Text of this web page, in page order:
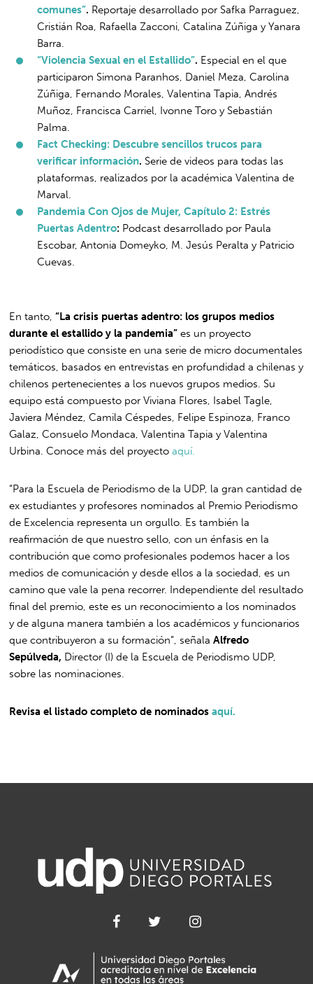
comunes”. Reportaje desarrollado por Safka Parraguez,
Cristián Roa, Rafaella Zacconi, Catalina Zúñiga y Yanara
Barra.
“Violencia Sexual en el Estallido”. Especial en el que
participaron Simona Paranhos, Daniel Meza, Carolina
Zúñiga, Fernando Morales, Valentina Tapia, Andrés
Muñoz, Francisca Carriel, Ivonne Toro y Sebastián
Palma.
Fact Checking: Descubre sencillos trucos para
verificar información. Serie de videos para todas las
plataformas, realizados por la académica Valentina de
Marval.
Pandemia Con Ojos de Mujer, Capítulo 2: Estrés
Puertas Adentro: Podcast desarrollado por Paula
Escobar, Antonia Domeyko, M. Jesús Peralta y Patricio
Cuevas.
En tanto,“La crisis puertas adentro: los grupos medios
durante el estallido y la pandemia” es un proyecto
periodístico que consiste en una serie de micro documentales
temáticos, basados en entrevistas en profundidad a chilenas y
chilenos pertenecientes a los nuevos grupos medios. Su
equipo está compuesto por Viviana Flores, Isabel Tagle,
Javiera Méndez, Camila Céspedes, Felipe Espinoza, Franco
Galaz, Consuelo Mondaca, Valentina Tapia y Valentina
Urbina. Conoce más del proyectoaquí.
“Para la Escuela de Periodismo de la UDP, la gran cantidad de
ex estudiantes y profesores nominados al Premio Periodismo
de Excelencia representa un orgullo. Es también la
reafirmación de que nuestro sello, con un énfasis en la
contribución que como profesionales podemos hacer a los
medios de comunicación y desde ellos a la sociedad, es un
camino que vale la pena recorrer. Independiente del resultado
final del premio, este es un reconocimiento a los nominados
y de alguna manera también a los académicos y funcionarios
que contribuyeron a su formación”, señalaAlfredo
Sepúlveda, Director (I) de la Escuela de Periodismo UDP,
sobre las nominaciones.
Revisa el listado completo de nominadosaquí.